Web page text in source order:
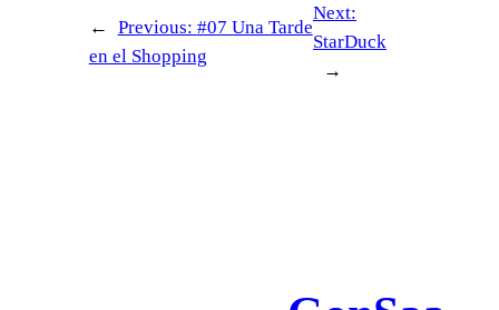
← Previous: #07 Una Tarde
en el Shopping
Next:
StarDuck
→